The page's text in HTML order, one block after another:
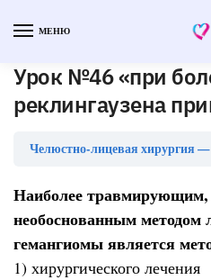
МЕНЮ
Урок №46 «при
реклингаузена
Челюстно-лицевая хирургия —
Наиболее травмирующим,
необоснованным методом
гемангиомы является
1) хирургического лечения